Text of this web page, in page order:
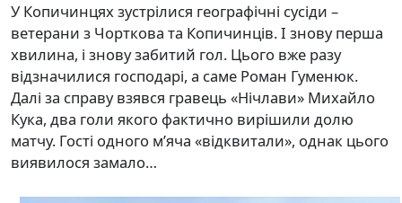
У Копичинцях зустрілися географічні сусіди –
ветерани з Чорткова та Копичинців. І знову перша
хвилина, і знову забитий гол. Цього вже разу
відзначилися господарі, а саме Роман Гуменюк.
Далі за справу взявся гравець «Нічлави» Михайло
Кука, два голи якого фактично вирішили долю
матчу. Гості одного м’яча «відквитали», однак цього
виявилося замало…